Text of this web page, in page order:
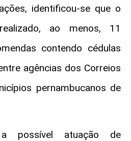
identificou-se que o
ao menos, 11
contendo cédulas
agências dos Correios
pernambucanos de
a possível atuação de